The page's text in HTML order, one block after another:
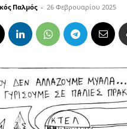
Παλμός - 26 Φεβρουαρίου 2025